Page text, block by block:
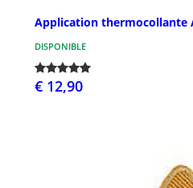
Application thermocollante
DISPONIBLE
€ 12,90